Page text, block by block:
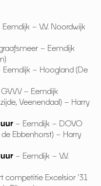
Eemdijk – V.V. Noordwijk
– Eemdijk
Eemdijk – Hoogland (De
– Eemdijk
Veenendaal) – Harry
– Eemdijk – DOVO
Ebbenhorst) – Harry
– Eemdijk – V.V.
competitie Excelsior '31